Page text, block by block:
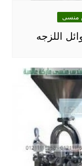
منسى
اللزجه